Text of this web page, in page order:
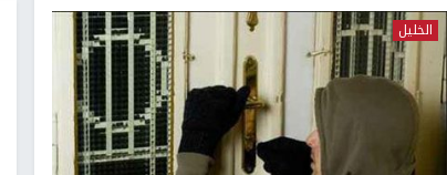
الخليل